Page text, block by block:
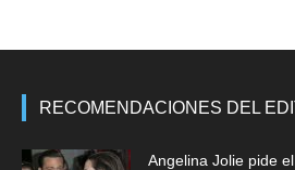
RECOMENDACIONES DEL
Angelina Jolie pide